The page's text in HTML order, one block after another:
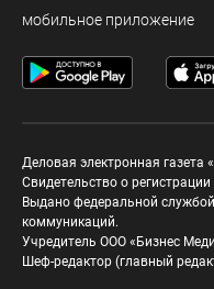
мобильное приложение
Деловая электронная газета
Свидетельство о
Выдано федеральной
коммуникаций.
Учредитель ООО «Бизнес
Шеф-редактор (главный